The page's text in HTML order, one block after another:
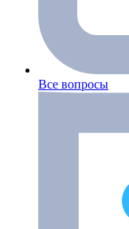
Все вопросы